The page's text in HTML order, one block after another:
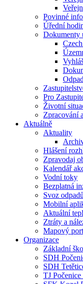
Povinné
Úřední
Dokumenty
Pro
Životní
Zpracování
Aktuálně
Aktuality
Hlášení
Zpravodaj
Kalendář
Vodní toky
Bezplatná
Svoz odpadů
Mobilní
Aktuální
Ztráty a
Mapový
Organizace
Základní
SDH
SDH
TJ Počenice